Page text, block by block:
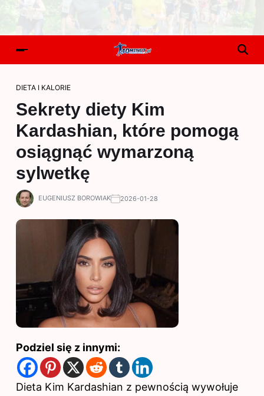
DIETA I KALORIE
Sekrety diety Kim
Kardashian, które pomogą
osiągnąć wymarzoną
sylwetkę
EUGENIUSZ BOROWIAK 2026-01-28
Podziel się z innymi:
Dieta Kim Kardashian z pewnością wywołuje